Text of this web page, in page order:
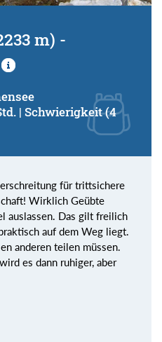
m) -
| Schwierigkeit (4
für trittsichere
Wirklich Geübte
auslassen. Das gilt freilich
auf dem Weg liegt.
anderen teilen müssen.
es dann ruhiger, aber